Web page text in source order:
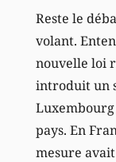
Reste le
volant.
nouvelle loi
introduit un
Luxembourg
pays. En
mesure